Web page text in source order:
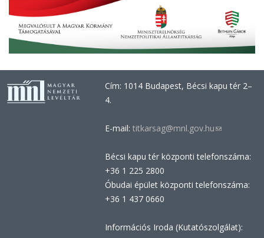
Cím: 1014 Budapest, Bécsi kapu tér 2–
4.
E-mail: titkarsag@mnl.gov.hu(link
e-
Bécsi kapu tér központi telefonszáma:
+36 1 225 2800
Óbudai épület központi telefonszáma:
+36 1 437 0660
Információs Iroda (Kutatószolgálat):